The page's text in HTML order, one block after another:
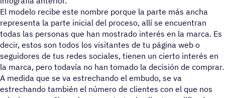
El modelo recibe este nombre porque la parte más ancha
representa la parte inicial del proceso, allí se encuentran
todas las personas que han mostrado interés en la marca. Es
decir, estos son todos los visitantes de tu página web o
seguidores de tus redes sociales, tienen un cierto interés en
la marca, pero todavía no han tomado la decisión de comprar.
A medida que se va estrechando el embudo, se va
estrechando también el número de clientes con el que nos